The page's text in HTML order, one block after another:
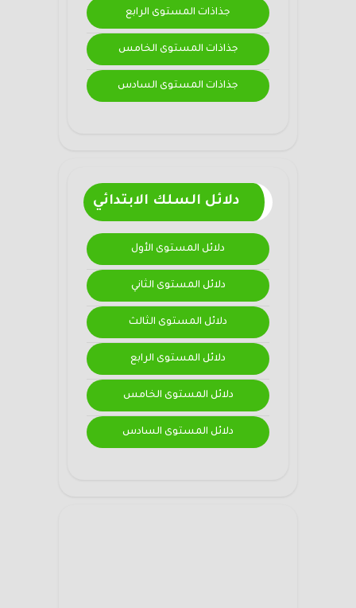
جذاذات المستوى الرابع
جذاذات المستوى الخامس
جذاذات المستوى السادس
دلائل السلك الابتدائي
دلائل المستوى الأول
دلائل المستوى الثاني
دلائل المستوى الثالث
دلائل المستوى الرابع
دلائل المستوى الخامس
دلائل المستوى السادس